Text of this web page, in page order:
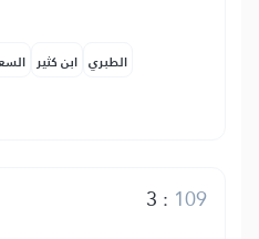
ابن كثير الطبري
3 : 109